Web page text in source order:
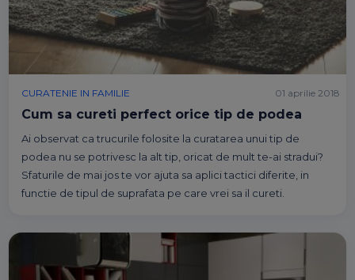
CURATENIE IN FAMILIE
Cum sa cureti perfect orice tip de podea
Ai observat ca trucurile folosite la curatarea unui tip de
podea nu se potrivesc la alt tip, oricat de mult te-ai stradui?
Sfaturile de mai jos te vor ajuta sa aplici tactici diferite, in
functie de tipul de suprafata pe care vrei sa il cureti.
01 aprilie 2018